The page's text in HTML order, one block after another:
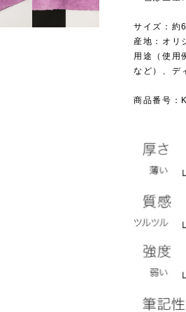
サイズ：約
産地：オリ
用途（使用
など）、デ
商品番号